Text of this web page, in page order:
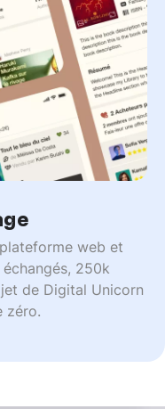
web et
échangés, 250k
de Digital Unicorn
zéro.